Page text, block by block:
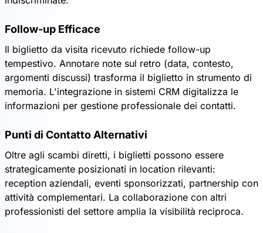
Follow-up Efficace
Il biglietto da visita ricevuto richiede follow-up
tempestivo. Annotare note sul retro (data, contesto,
argomenti discussi) trasforma il biglietto in strumento di
memoria. L'integrazione in sistemi CRM digitalizza le
informazioni per gestione professionale dei contatti.
Punti di Contatto Alternativi
Oltre agli scambi diretti, i biglietti possono essere
strategicamente posizionati in location rilevanti:
reception aziendali, eventi sponsorizzati, partnership con
attività complementari. La collaborazione con altri
professionisti del settore amplia la visibilità reciproca.